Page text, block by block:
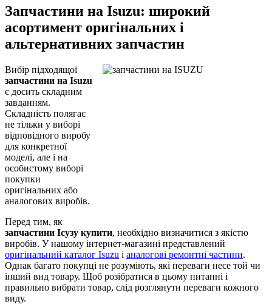
Запчастини на Isuzu: широкий
асортимент оригінальних і
альтернативних запчастин
Вибір підходящої
запчастини на Isuzu
є досить складним
завданням.
Складність полягає
не тільки у виборі
відповідного виробу
для конкретної
моделі, але і на
особистому виборі
покупки
оригінальних або
аналогових виробів.
Перед тим, як
запчастини Ісузу купити, необхідно визначитися з якістю
виробів. У нашому інтернет-магазині представлений
оригінальний каталог Isuzu і аналогові ремонтні частини.
Однак багато покупці не розуміють, які переваги несе той чи
інший вид товару. Щоб розібратися в цьому питанні і
правильно вибрати товар, слід розглянути переваги кожного
виду.